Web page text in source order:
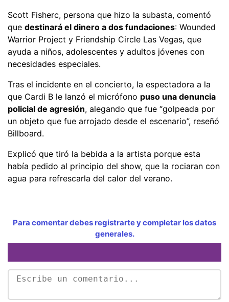
Scott Fisherc, persona que hizo la subasta, comentó
que destinará el dinero a dos fundaciones: Wounded
Warrior Project y Friendship Circle Las Vegas, que
ayuda a niños, adolescentes y adultos jóvenes con
necesidades especiales.
Tras el incidente en el concierto, la espectadora a la
que Cardi B le lanzó el micrófono puso una denuncia
policial de agresión, alegando que fue “golpeada por
un objeto que fue arrojado desde el escenario”, reseñó
Billboard.
Explicó que tiró la bebida a la artista porque esta
había pedido al principio del show, que la rociaran con
agua para refrescarla del calor del verano.
Para comentar debes registrarte y completar los datos
generales.